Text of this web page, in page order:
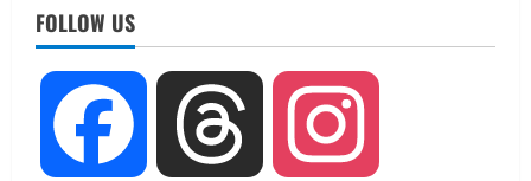
FOLLOW US
Facebook Threads
August 7, 2026
UTTARAKHAND NEWS
जिलाधिकारी/जिला निर्वाचन अधिकारी ने
सहसपुर विधानसभा क्षेत्र के पोलिंग बूथों का